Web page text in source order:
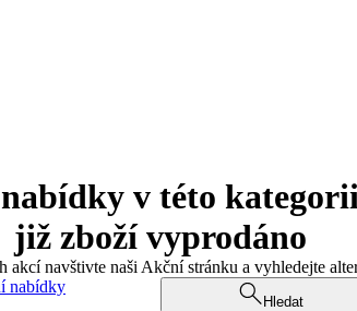
v této
již zboží vyprodáno
akcí navštivte naši Akční stránku a vyhledejte
nabídky
Hledat